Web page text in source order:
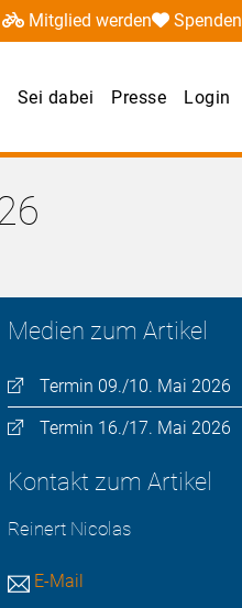
Mitglied werden Spenden
Sei dabei Presse Login
Medien zum Artikel
Termin 09./10. Mai 2026
Termin 16./17. Mai 2026
Kontakt zum Artikel
Reinert Nicolas
E-Mail